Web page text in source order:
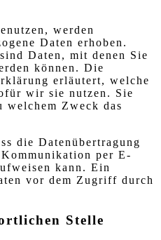
werden
Daten erhoben.
Daten, mit denen Sie
können. Die
erläutert, welche
wir sie nutzen. Sie
welchem Zweck das
die Datenübertragung
per E-
kann. Ein
vor dem Zugriff durch
Stelle